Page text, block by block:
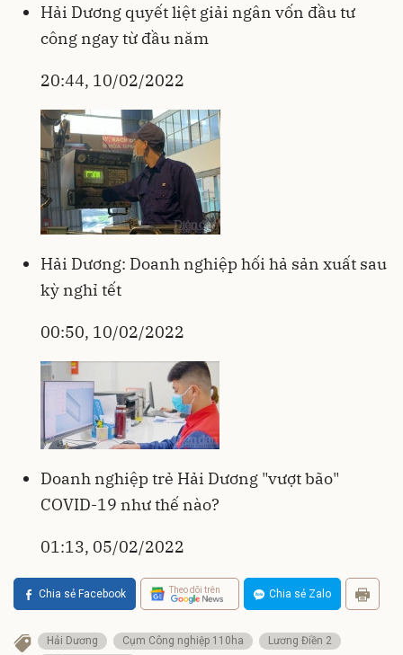
Hải Dương quyết liệt giải ngân vốn đầu tư
công ngay từ đầu năm
20:44, 10/02/2022
Hải Dương: Doanh nghiệp hối hả sản xuất sau
kỳ nghỉ tết
00:50, 10/02/2022
Doanh nghiệp trẻ Hải Dương "vượt bão"
COVID-19 như thế nào?
01:13, 05/02/2022
Chia sẻ Facebook Theo dõi trên Chia sẻ Zalo
Hải Dương Cụm Công nghiệp 110ha
Lương Điền 2